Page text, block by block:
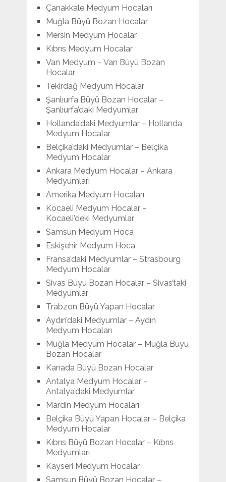
Çanakkale Medyum Hocaları
Muğla Büyü Bozan Hocalar
Mersin Medyum Hocalar
Kıbrıs Medyum Hocalar
Van Medyum – Van Büyü Bozan
Hocalar
Tekirdağ Medyum Hocalar
Şanlıurfa Büyü Bozan Hocalar –
Şanlıurfa’daki Medyumlar
Hollanda’daki Medyumlar – Hollanda
Medyum Hocalar
Belçika’daki Medyumlar – Belçika
Medyum Hocalar
Ankara Medyum Hocalar – Ankara
Medyumları
Amerika Medyum Hocaları
Kocaeli Medyum Hocalar –
Kocaeli’deki Medyumlar
Samsun Medyum Hoca
Eskişehir Medyum Hoca
Fransa’daki Medyumlar – Strasbourg
Medyum Hocalar
Sivas Büyü Bozan Hocalar – Sivas’taki
Medyumlar
Trabzon Büyü Yapan Hocalar
Aydın’daki Medyumlar – Aydın
Medyum Hocaları
Muğla Medyum Hocalar – Muğla Büyü
Bozan Hocalar
Kanada Büyü Bozan Hocalar
Antalya Medyum Hocalar –
Antalya’daki Medyumlar
Mardin Medyum Hocaları
Belçika Büyü Yapan Hocalar – Belçika
Medyum Hocalar
Kıbrıs Büyü Bozan Hocalar – Kıbrıs
Medyumları
Kayseri Medyum Hocalar
Samsun Büyü Bozan Hocalar –